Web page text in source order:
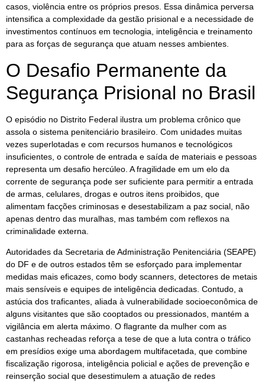
casos, violência entre os próprios presos. Essa dinâmica perversa
intensifica a complexidade da gestão prisional e a necessidade de
investimentos contínuos em tecnologia, inteligência e treinamento
para as forças de segurança que atuam nesses ambientes.
O Desafio Permanente da
Segurança Prisional no Brasil
O episódio no Distrito Federal ilustra um problema crônico que
assola o sistema penitenciário brasileiro. Com unidades muitas
vezes superlotadas e com recursos humanos e tecnológicos
insuficientes, o controle de entrada e saída de materiais e pessoas
representa um desafio hercúleo. A fragilidade em um elo da
corrente de segurança pode ser suficiente para permitir a entrada
de armas, celulares, drogas e outros itens proibidos, que
alimentam facções criminosas e desestabilizam a paz social, não
apenas dentro das muralhas, mas também com reflexos na
criminalidade externa.
Autoridades da Secretaria de Administração Penitenciária (SEAPE)
do DF e de outros estados têm se esforçado para implementar
medidas mais eficazes, como body scanners, detectores de metais
mais sensíveis e equipes de inteligência dedicadas. Contudo, a
astúcia dos traficantes, aliada à vulnerabilidade socioeconômica de
alguns visitantes que são cooptados ou pressionados, mantém a
vigilância em alerta máximo. O flagrante da mulher com as
castanhas recheadas reforça a tese de que a luta contra o tráfico
em presídios exige uma abordagem multifacetada, que combine
fiscalização rigorosa, inteligência policial e ações de prevenção e
reinserção social que desestimulem a atuação de redes